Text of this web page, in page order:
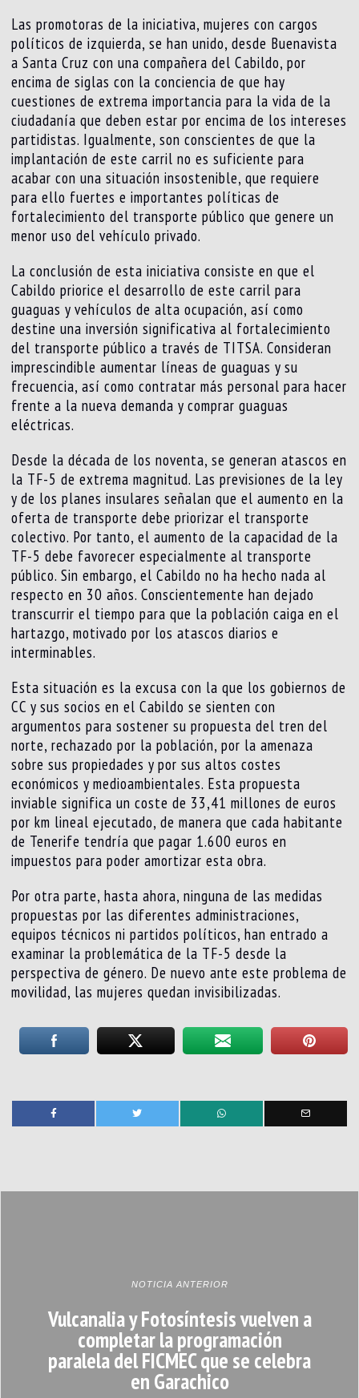
Las promotoras de la iniciativa, mujeres con cargos
políticos de izquierda, se han unido, desde Buenavista
a Santa Cruz con una compañera del Cabildo, por
encima de siglas con la conciencia de que hay
cuestiones de extrema importancia para la vida de la
ciudadanía que deben estar por encima de los intereses
partidistas. Igualmente, son conscientes de que la
implantación de este carril no es suficiente para
acabar con una situación insostenible, que requiere
para ello fuertes e importantes políticas de
fortalecimiento del transporte público que genere un
menor uso del vehículo privado.
La conclusión de esta iniciativa consiste en que el
Cabildo priorice el desarrollo de este carril para
guaguas y vehículos de alta ocupación, así como
destine una inversión significativa al fortalecimiento
del transporte público a través de TITSA. Consideran
imprescindible aumentar líneas de guaguas y su
frecuencia, así como contratar más personal para hacer
frente a la nueva demanda y comprar guaguas
eléctricas.
Desde la década de los noventa, se generan atascos en
la TF-5 de extrema magnitud. Las previsiones de la ley
y de los planes insulares señalan que el aumento en la
oferta de transporte debe priorizar el transporte
colectivo. Por tanto, el aumento de la capacidad de la
TF-5 debe favorecer especialmente al transporte
público. Sin embargo, el Cabildo no ha hecho nada al
respecto en 30 años. Conscientemente han dejado
transcurrir el tiempo para que la población caiga en el
hartazgo, motivado por los atascos diarios e
interminables.
Esta situación es la excusa con la que los gobiernos de
CC y sus socios en el Cabildo se sienten con
argumentos para sostener su propuesta del tren del
norte, rechazado por la población, por la amenaza
sobre sus propiedades y por sus altos costes
económicos y medioambientales. Esta propuesta
inviable significa un coste de 33,41 millones de euros
por km lineal ejecutado, de manera que cada habitante
de Tenerife tendría que pagar 1.600 euros en
impuestos para poder amortizar esta obra.
Por otra parte, hasta ahora, ninguna de las medidas
propuestas por las diferentes administraciones,
equipos técnicos ni partidos políticos, han entrado a
examinar la problemática de la TF-5 desde la
perspectiva de género. De nuevo ante este problema de
movilidad, las mujeres quedan invisibilizadas.
NOTICIA ANTERIOR
Vulcanalia y Fotosíntesis vuelven a
completar la programación
paralela del FICMEC que se celebra
en Garachico